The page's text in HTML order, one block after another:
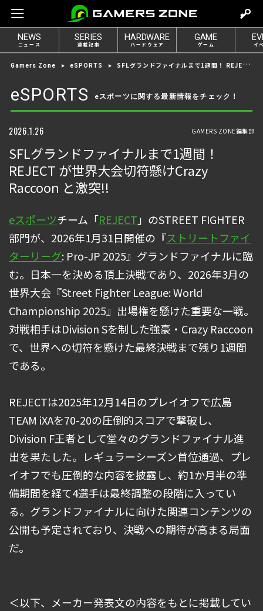
e
t
l
o
g
NEWS
ニュース
SERIES
連載記事
HARDWARE
ハードウェア
GAME
ゲーム イ
Gamers Zone eSPORTS SFLグランドファイナルまで1週間！ REJECT が世界大会切符懸けCrazy Raccoon と激突!!
eSPORTS eスポーツに関する最新情報をチェック！
2026.1.26 GAMERS ZONE編集部
SFLグランドファイナルまで1週間！
REJECT が世界大会切符懸けCrazy
Raccoon と激突!!
eスポーツチーム「REJECT」のSTREET FIGHTER
部門が、2026年1月31日開催の『ストリートファイ
ターリーグ: Pro-JP 2025』グランドファイナルに臨
む。日本一を決める頂上決戦であり、2026年3月の
世界大会『Street Fighter League: World
Championship 2025』出場権を懸けた重要な一戦。
対戦相手はDivision Sを制した強豪・Crazy Raccoon
で、世界への切符を懸けた最終決戦まで残り1週間
である。
REJECTは2025年12月14日のプレイオフで広島
TEAM iXAを70-20の圧倒的スコアで撃破し、
Division F王者として堂々のグランドファイナル進
出を果たした。レギュラーシーズン首位通過、プレ
イオフでも圧倒的な内容を披露し、約1か月半の準
備期間を経て4選手は最終調整の段階に入ってい
る。グランドファイナルに向けた関連コンテンツの
公開も予定されており、決戦への期待が高まる局面
だ。
＜以下、メーカー発表文の内容をもとに掲載してい